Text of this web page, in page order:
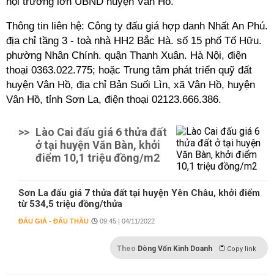
Thông tin liên hệ: Công ty đấu giá hợp danh Nhất An Phú.
địa chỉ tầng 3 - toà nhà HH2 Bắc Hà. số 15 phố Tố Hữu.
phường Nhân Chính. quận Thanh Xuân. Hà Nội, điện
thoại 0363.022.775; hoặc Trung tâm phát triển quỹ đất
huyện Vân Hồ, địa chỉ Bản Suối Lìn, xã Vân Hồ, huyện
Vân Hồ, tỉnh Sơn La, điện thoại 02123.666.386.
>> Lào Cai đấu giá 6 thửa đất
ở tại huyện Văn Bàn, khởi
điểm 10,1 triệu đồng/m2
Sơn La đấu giá 7 thửa đất tại huyện Yên Châu, khởi điểm
từ 534,5 triệu đồng/thửa
ĐẤU GIÁ - ĐẤU THẦU 09:45 | 04/11/2022
Theo Dòng Vốn Kinh Doanh Copy link